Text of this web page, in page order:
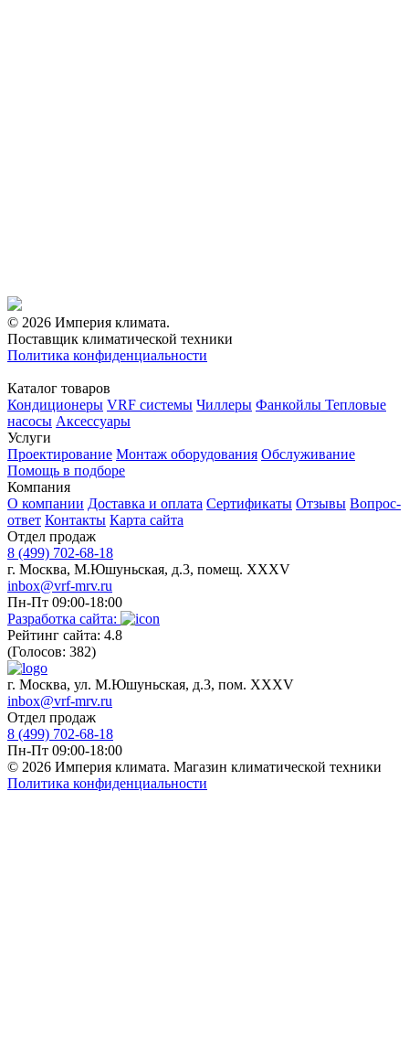
© 2026 Империя климата.
Поставщик климатической техники
Политика конфиденциальности
Каталог товаров
Кондиционеры VRF системы Чиллеры Фанкойлы Тепловые
насосы Аксессуары
Услуги
Проектирование Монтаж оборудования Обслуживание
Помощь в подборе
Компания
О компании Доставка и оплата Сертификаты Отзывы Вопрос-
ответ Контакты Карта сайта
Отдел продаж
8 (499) 702-68-18
г. Москва, М.Юшуньская, д.3, помещ. XXXV
inbox@vrf-mrv.ru
Пн-Пт 09:00-18:00
Разработка сайта:
Рейтинг сайта: 4.8
(Голосов: 382)
г. Москва, ул. М.Юшуньская, д.3, пом. XXXV
inbox@vrf-mrv.ru
Отдел продаж
8 (499) 702-68-18
Пн-Пт 09:00-18:00
© 2026 Империя климата. Магазин климатической техники
Политика конфиденциальности